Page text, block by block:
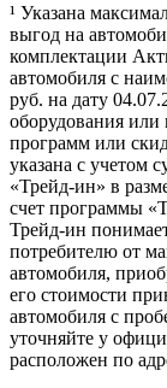
¹ Указана
выгод на
комплектации
автомобиля с
руб. на дату
оборудования или
программ или
указана с учетом
«Трейд-ин» в
счет программы
Трейд-ин
потребителю от
автомобиля,
его стоимости
автомобиля с
уточняйте у
расположен по